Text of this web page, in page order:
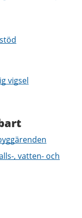
vigsel
, vatten- och